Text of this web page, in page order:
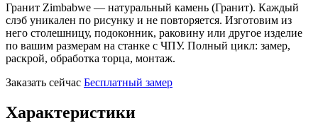
Гранит Zimbabwe — натуральный камень (Гранит). Каждый
слэб уникален по рисунку и не повторяется. Изготовим из
него столешницу, подоконник, раковину или другое изделие
по вашим размерам на станке с ЧПУ. Полный цикл: замер,
раскрой, обработка торца, монтаж.
Заказать сейчас Бесплатный замер
Характеристики